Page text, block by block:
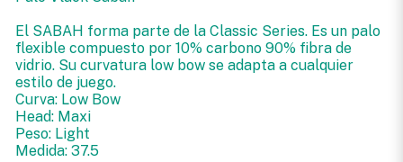
El SABAH forma parte de la Classic Series. Es un palo
flexible compuesto por 10% carbono 90% fibra de
vidrio. Su curvatura low bow se adapta a cualquier
estilo de juego.
Curva: Low Bow
Head: Maxi
Peso: Light
Medida: 37.5